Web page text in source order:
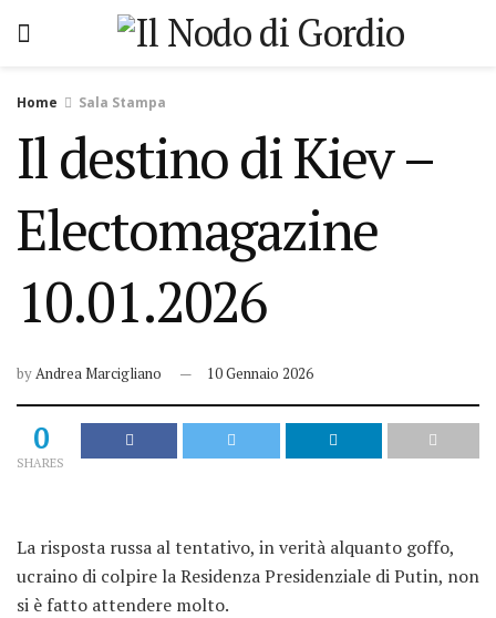
Home Sala Stampa
Il destino di Kiev –
Electomagazine
10.01.2026
byAndrea Marcigliano 10 Gennaio 2026
0
SHARES
La risposta russa al tentativo, in verità alquanto goffo,
ucraino di colpire la Residenza Presidenziale di Putin, non
si è fatto attendere molto.